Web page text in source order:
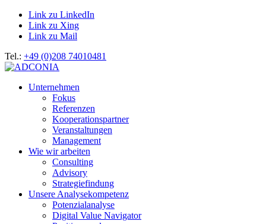
Link zu LinkedIn
Link zu Xing
Link zu Mail
Tel.: +49 (0)208 74010481
Unternehmen
Fokus
Referenzen
Kooperationspartner
Veranstaltungen
Management
Wie wir arbeiten
Consulting
Advisory
Strategiefindung
Unsere Analysekompetenz
Potenzialanalyse
Digital Value Navigator